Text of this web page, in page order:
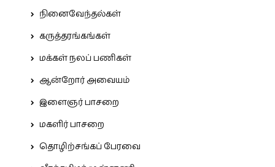
நினைவேந்தல்கள்
கருத்தரங்கங்கள்
மக்கள் நலப் பணிகள்
ஆன்றோர் அவையம்
இளைஞர் பாசறை
மகளிர் பாசறை
தொழிற்சங்கப் பேரவை